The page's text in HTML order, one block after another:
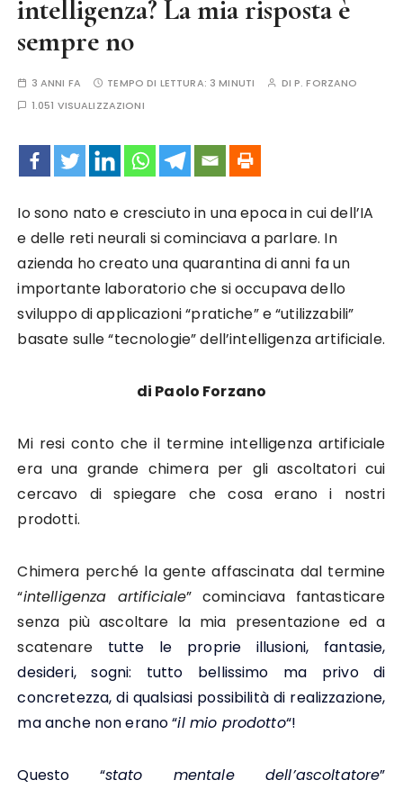
intelligenza? La mia risposta è
sempre no
3 ANNI FA TEMPO DI LETTURA: 3 MINUTI DI P. FORZANO
1.051 VISUALIZZAZIONI
Io sono nato e cresciuto in una epoca in cui dell’IA
e delle reti neurali si cominciava a parlare. In
azienda ho creato una quarantina di anni fa un
importante laboratorio che si occupava dello
sviluppo di applicazioni “pratiche” e “utilizzabili”
basate sulle “tecnologie” dell’intelligenza artificiale.
di Paolo Forzano
Mi resi conto che il termine intelligenza artificiale
era una grande chimera per gli ascoltatori cui
cercavo di spiegare che cosa erano i nostri
prodotti.
Chimera perché la gente affascinata dal termine
“intelligenza artificiale” cominciava fantasticare
senza più ascoltare la mia presentazione ed a
scatenare tutte le proprie illusioni, fantasie,
desideri, sogni: tutto bellissimo ma privo di
concretezza, di qualsiasi possibilità di realizzazione,
ma anche non erano “il mio prodotto“!
Questo “stato mentale dell’ascoltatore”